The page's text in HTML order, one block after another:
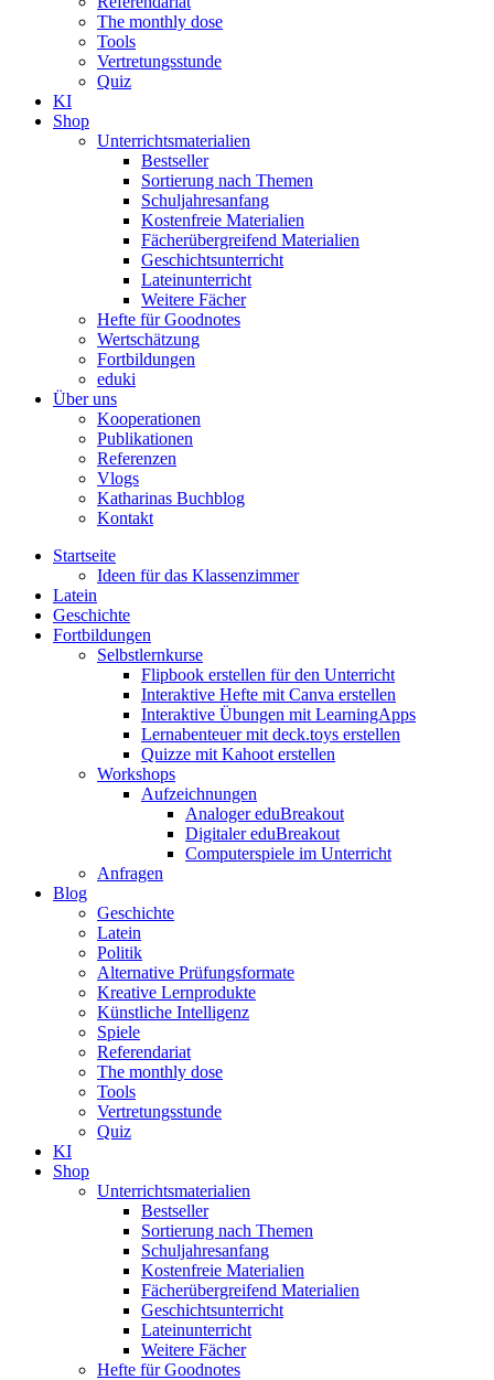
The monthly dose
Tools
Vertretungsstunde
Quiz
KI
Shop
Unterrichtsmaterialien
Bestseller
Sortierung nach Themen
Schuljahresanfang
Kostenfreie Materialien
Fächerübergreifend Materialien
Geschichtsunterricht
Lateinunterricht
Weitere Fächer
Hefte für Goodnotes
Wertschätzung
Fortbildungen
eduki
Über uns
Kooperationen
Publikationen
Referenzen
Vlogs
Katharinas Buchblog
Kontakt
Startseite
Ideen für das Klassenzimmer
Latein
Geschichte
Fortbildungen
Selbstlernkurse
Flipbook erstellen für den Unterricht
Interaktive Hefte mit Canva erstellen
Interaktive Übungen mit LearningApps
Lernabenteuer mit deck.toys erstellen
Quizze mit Kahoot erstellen
Workshops
Aufzeichnungen
Analoger eduBreakout
Digitaler eduBreakout
Computerspiele im Unterricht
Anfragen
Blog
Geschichte
Latein
Politik
Alternative Prüfungsformate
Kreative Lernprodukte
Künstliche Intelligenz
Spiele
Referendariat
The monthly dose
Tools
Vertretungsstunde
Quiz
KI
Shop
Unterrichtsmaterialien
Bestseller
Sortierung nach Themen
Schuljahresanfang
Kostenfreie Materialien
Fächerübergreifend Materialien
Geschichtsunterricht
Lateinunterricht
Weitere Fächer
Hefte für Goodnotes